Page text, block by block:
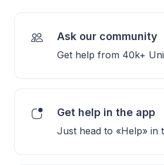
Ask our community
Get help from 40k+
Get help in the app
Just head to «Help» in